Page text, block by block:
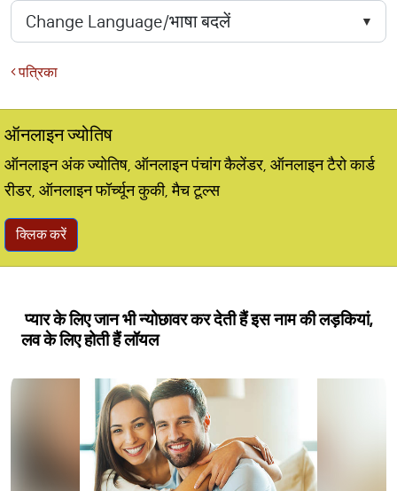
पत्रिका
ऑनलाइन ज्योतिष
ऑनलाइन अंक ज्योतिष, ऑनलाइन पंचांग कैलेंडर, ऑनलाइन टैरो कार्ड
रीडर, ऑनलाइन फॉर्च्यून कुकी, मैच टूल्स
क्लिक करें
प्यार के लिए जान भी न्योछावर कर देती हैं इस नाम की लड़कियां,
लव के लिए होती हैं लॉयल